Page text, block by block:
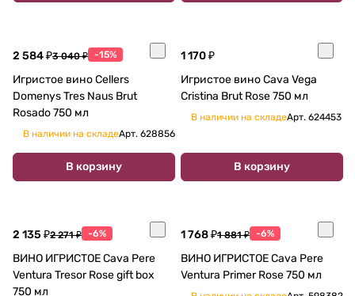
2 584 ₽3 040 ₽ -15%
Игристое вино Cellers
Domenys Tres Naus Brut
Rosado 750 мл
В наличии на складеАрт. 628856
В корзину
1 170 ₽
Игристое вино Cava Vega
Cristina Brut Rose 750 мл
В наличии на складеАрт. 624453
В корзину
2 135 ₽2 271 ₽ -6%
ВИНО ИГРИСТОЕ Cava Pere
Ventura Tresor Rose gift box
750 мл
1 768 ₽1 881 ₽ -6%
ВИНО ИГРИСТОЕ Cava Pere
Ventura Primer Rose 750 мл